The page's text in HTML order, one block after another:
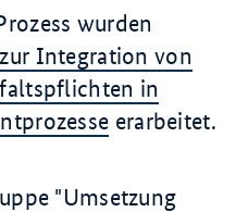
wurden
Integration von
in
erarbeitet.
"Umsetzung